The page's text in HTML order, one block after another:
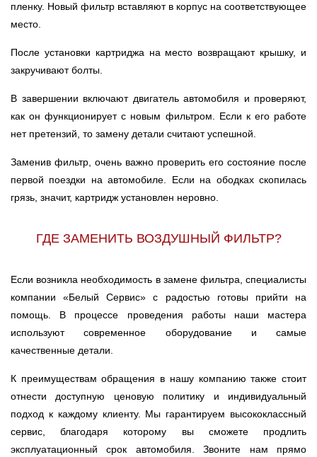
пленку. Новый фильтр вставляют в корпус на соответствующее
место.
После установки картриджа на место возвращают крышку, и
закручивают болты.
В завершении включают двигатель автомобиля и проверяют,
как он функционирует с новым фильтром. Если к его работе
нет претензий, то замену детали считают успешной.
Заменив фильтр, очень важно проверить его состояние после
первой поездки на автомобиле. Если на ободках скопилась
грязь, значит, картридж установлен неровно.
ГДЕ ЗАМЕНИТЬ ВОЗДУШНЫЙ ФИЛЬТР?
Если возникла необходимость в замене фильтра, специалисты
компании «Белый Сервис» с радостью готовы прийти на
помощь. В процессе проведения работы наши мастера
используют современное оборудование и самые
качественные детали.
К преимуществам обращения в нашу компанию также стоит
отнести доступную ценовую политику и индивидуальный
подход к каждому клиенту. Мы гарантируем высококлассный
сервис, благодаря которому вы сможете продлить
эксплуатационный срок автомобиля. Звоните нам прямо